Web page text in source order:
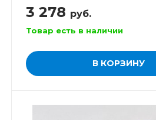
3 278 руб.
Товар есть в наличии
В КОРЗИНУ